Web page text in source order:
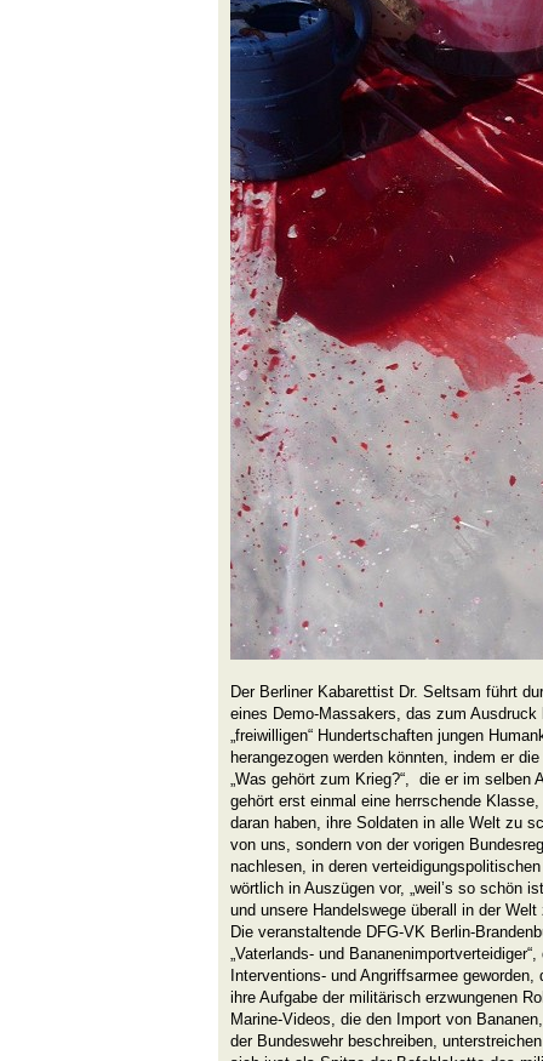
Der Berliner Kabarettist Dr. Seltsam führt
eines Demo-Massakers, das zum
„freiwilligen“ Hundertschaften jungen
herangezogen werden könnten, indem er
„Was gehört zum Krieg?“, die er im selben
gehört erst einmal eine herrschende
daran haben, ihre Soldaten in alle Welt zu
von uns, sondern von der vorigen
nachlesen, in deren
wörtlich in Auszügen vor, „weil’s so schön
und unsere Handelswege überall in der
Die veranstaltende DFG-VK Berlin-
„Vaterlands- und
Interventions- und Angriffsarmee
ihre Aufgabe der militärisch erzwungenen
Marine-Videos, die den Import von
der Bundeswehr beschreiben,